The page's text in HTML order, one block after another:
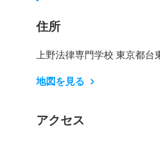
住所
上野法律専門学校 東京都台
地図を見る
アクセス